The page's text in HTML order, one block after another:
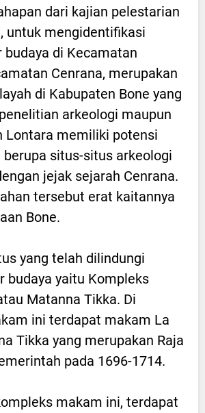
dari kajian pelestarian
untuk mengidentifikasi
budaya di Kecamatan
Cenrana, merupakan
di Kabupaten Bone yang
arkeologi maupun
Lontara memiliki potensi
berupa situs-situs arkeologi
jejak sejarah Cenrana.
tersebut erat kaitannya
Bone.
yang telah dilindungi
budaya yaitu Kompleks
Matanna Tikka. Di
ini terdapat makam La
Tikka yang merupakan Raja
pada 1696-1714.
makam ini, terdapat